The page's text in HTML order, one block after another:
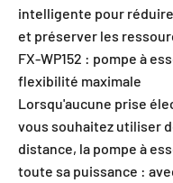
intelligente pour
et préserver les
FX-WP152 : pompe à
flexibilité maximale
Lorsqu'aucune prise
vous souhaitez utiliser
distance, la pompe à
toute sa puissance :